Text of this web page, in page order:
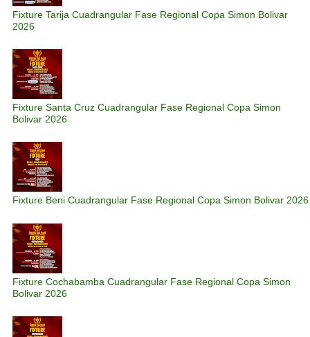
Fixture Tarija Cuadrangular Fase Regional Copa Simon Bolivar
2026
Fixture Santa Cruz Cuadrangular Fase Regional Copa Simon
Bolivar 2026
Fixture Beni Cuadrangular Fase Regional Copa Simon Bolivar 2026
Fixture Cochabamba Cuadrangular Fase Regional Copa Simon
Bolivar 2026